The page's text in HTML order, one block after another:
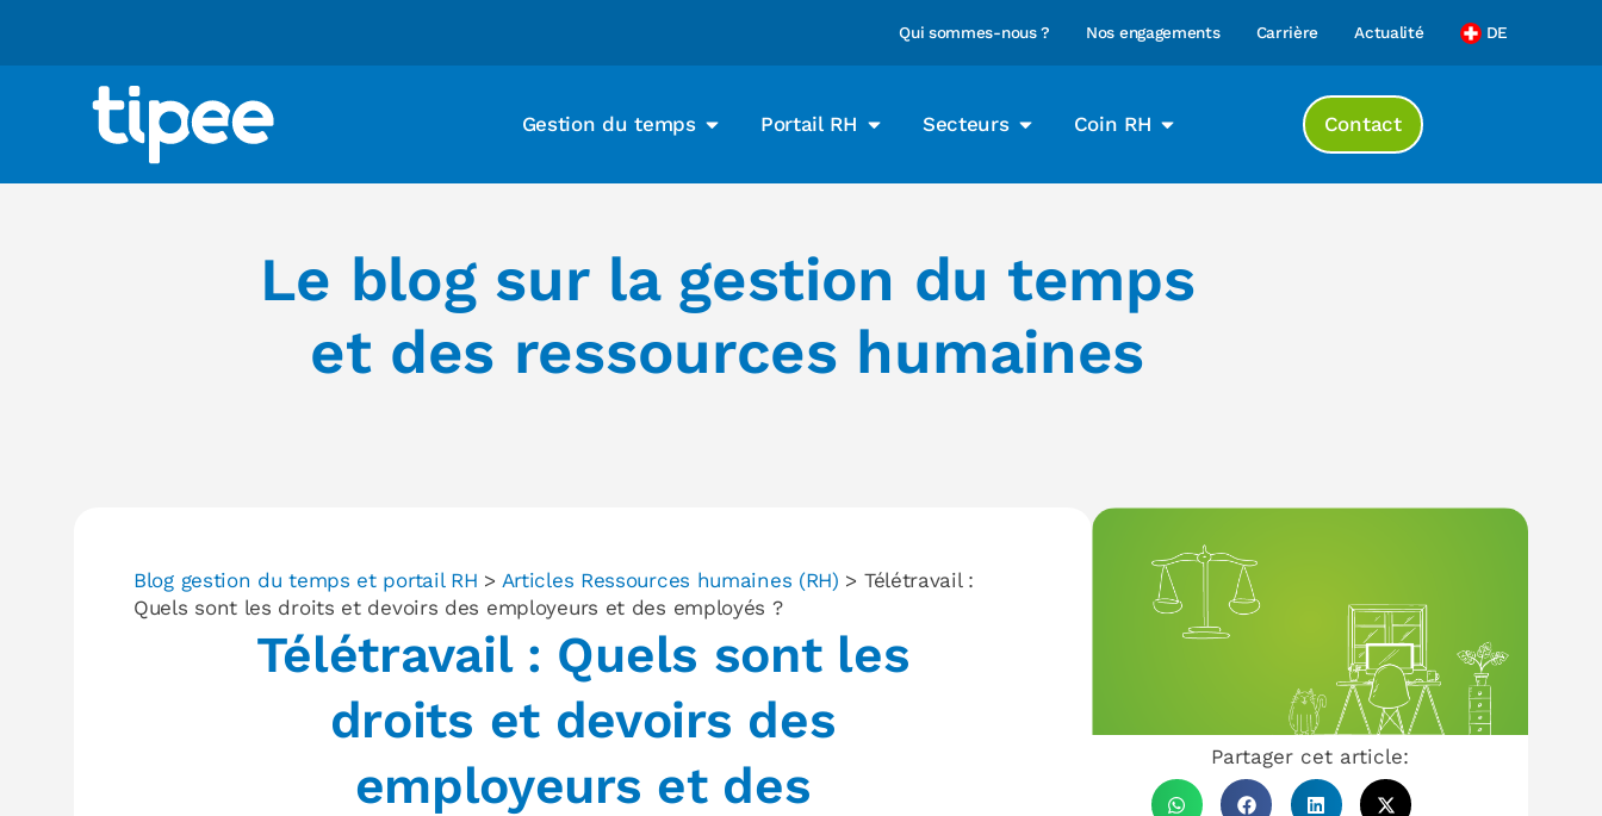
Qui sommes-nous ? Nos engagements Carrière Actualité DE
Gestion du temps Portail RH Secteurs Coin RH Contact
Le blog sur la gestion du temps
et des ressources humaines
Blog gestion du temps et portail RH > Articles Ressources humaines (RH) > Télétravail :
Quels sont les droits et devoirs des employeurs et des employés ?
Télétravail : Quels sont les
droits et devoirs des
employeurs et des
Partager cet article: